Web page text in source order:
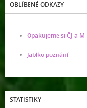
OBLÍBENÉ ODKAZY
Opakujeme si ČJ a M
Jablko poznání
STATISTIKY